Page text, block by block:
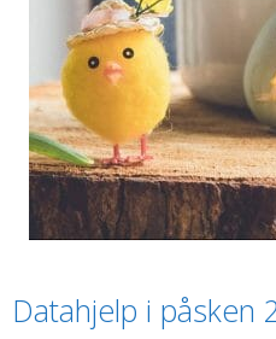
Datahjelp i påsken